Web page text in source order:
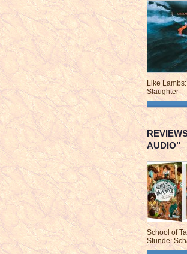
Like Lambs:
Slaughter
AUDIO"
School of
Stunde: